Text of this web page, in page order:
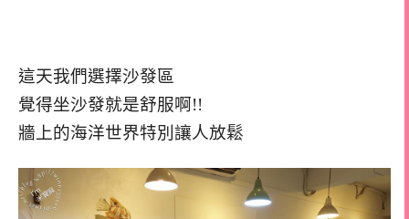
這天我們選擇沙發區
覺得坐沙發就是舒服啊!!
牆上的海洋世界特別讓人放鬆